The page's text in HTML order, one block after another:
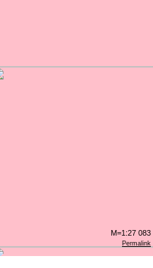
Permalink
M=1:27 083